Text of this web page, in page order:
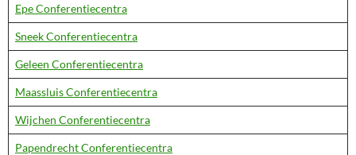
Epe Conferentiecentra
Sneek Conferentiecentra
Geleen Conferentiecentra
Maassluis Conferentiecentra
Wijchen Conferentiecentra
Papendrecht Conferentiecentra